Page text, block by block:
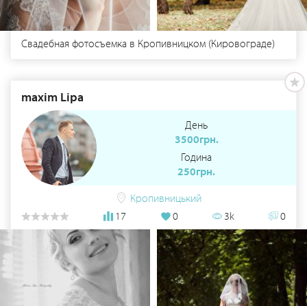
Свадебная фотосъемка в Кропивницком (Кировограде)
maxim Lipa
День
3500грн.
Година
250грн.
Кропивницький
17
0 3k 0